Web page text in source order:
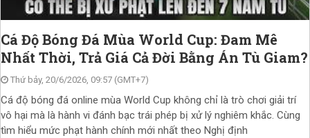
Cá Độ Bóng Đá Mùa World Cup: Đam Mê
Nhất Thời, Trả Giá Cả Đời Bằng Án Tù Giam?
Thứ bảy, 20/6/2026, 09:57 (GMT+7)
Cá độ bóng đá online mùa World Cup không chỉ là trò chơi giải trí
vô hại mà là hành vi đánh bạc trái phép bị xử lý nghiêm khắc. Cùng
tìm hiểu mức phạt hành chính mới nhất theo Nghị định